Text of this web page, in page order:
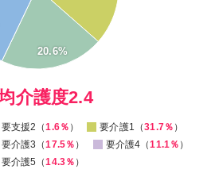
20.6%
0
介護度2.4
要支援2（1.6％ ） 要介護1（31.7％ ）
要介護3（17.5％ ） 要介護4（11.1％ ）
要介護5（14.3％ ）